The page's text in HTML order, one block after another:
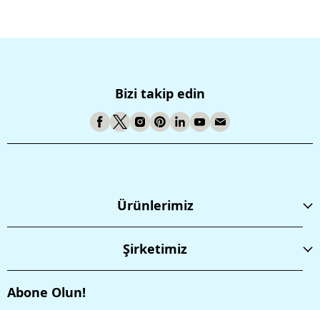
Bizi takip edin
Ürünlerimiz
Şirketimiz
Abone Olun!